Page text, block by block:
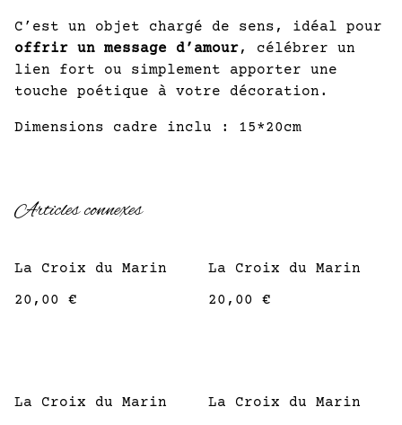
C’est un objet chargé de sens, idéal pour
offrir un message d’amour, célébrer un
lien fort ou simplement apporter une
touche poétique à votre décoration.
Dimensions cadre inclu : 15*20cm
Articles connexes
La Croix du Marin
20,00 €
La Croix du Marin
20,00 €
La Croix du Marin
La Croix du Marin